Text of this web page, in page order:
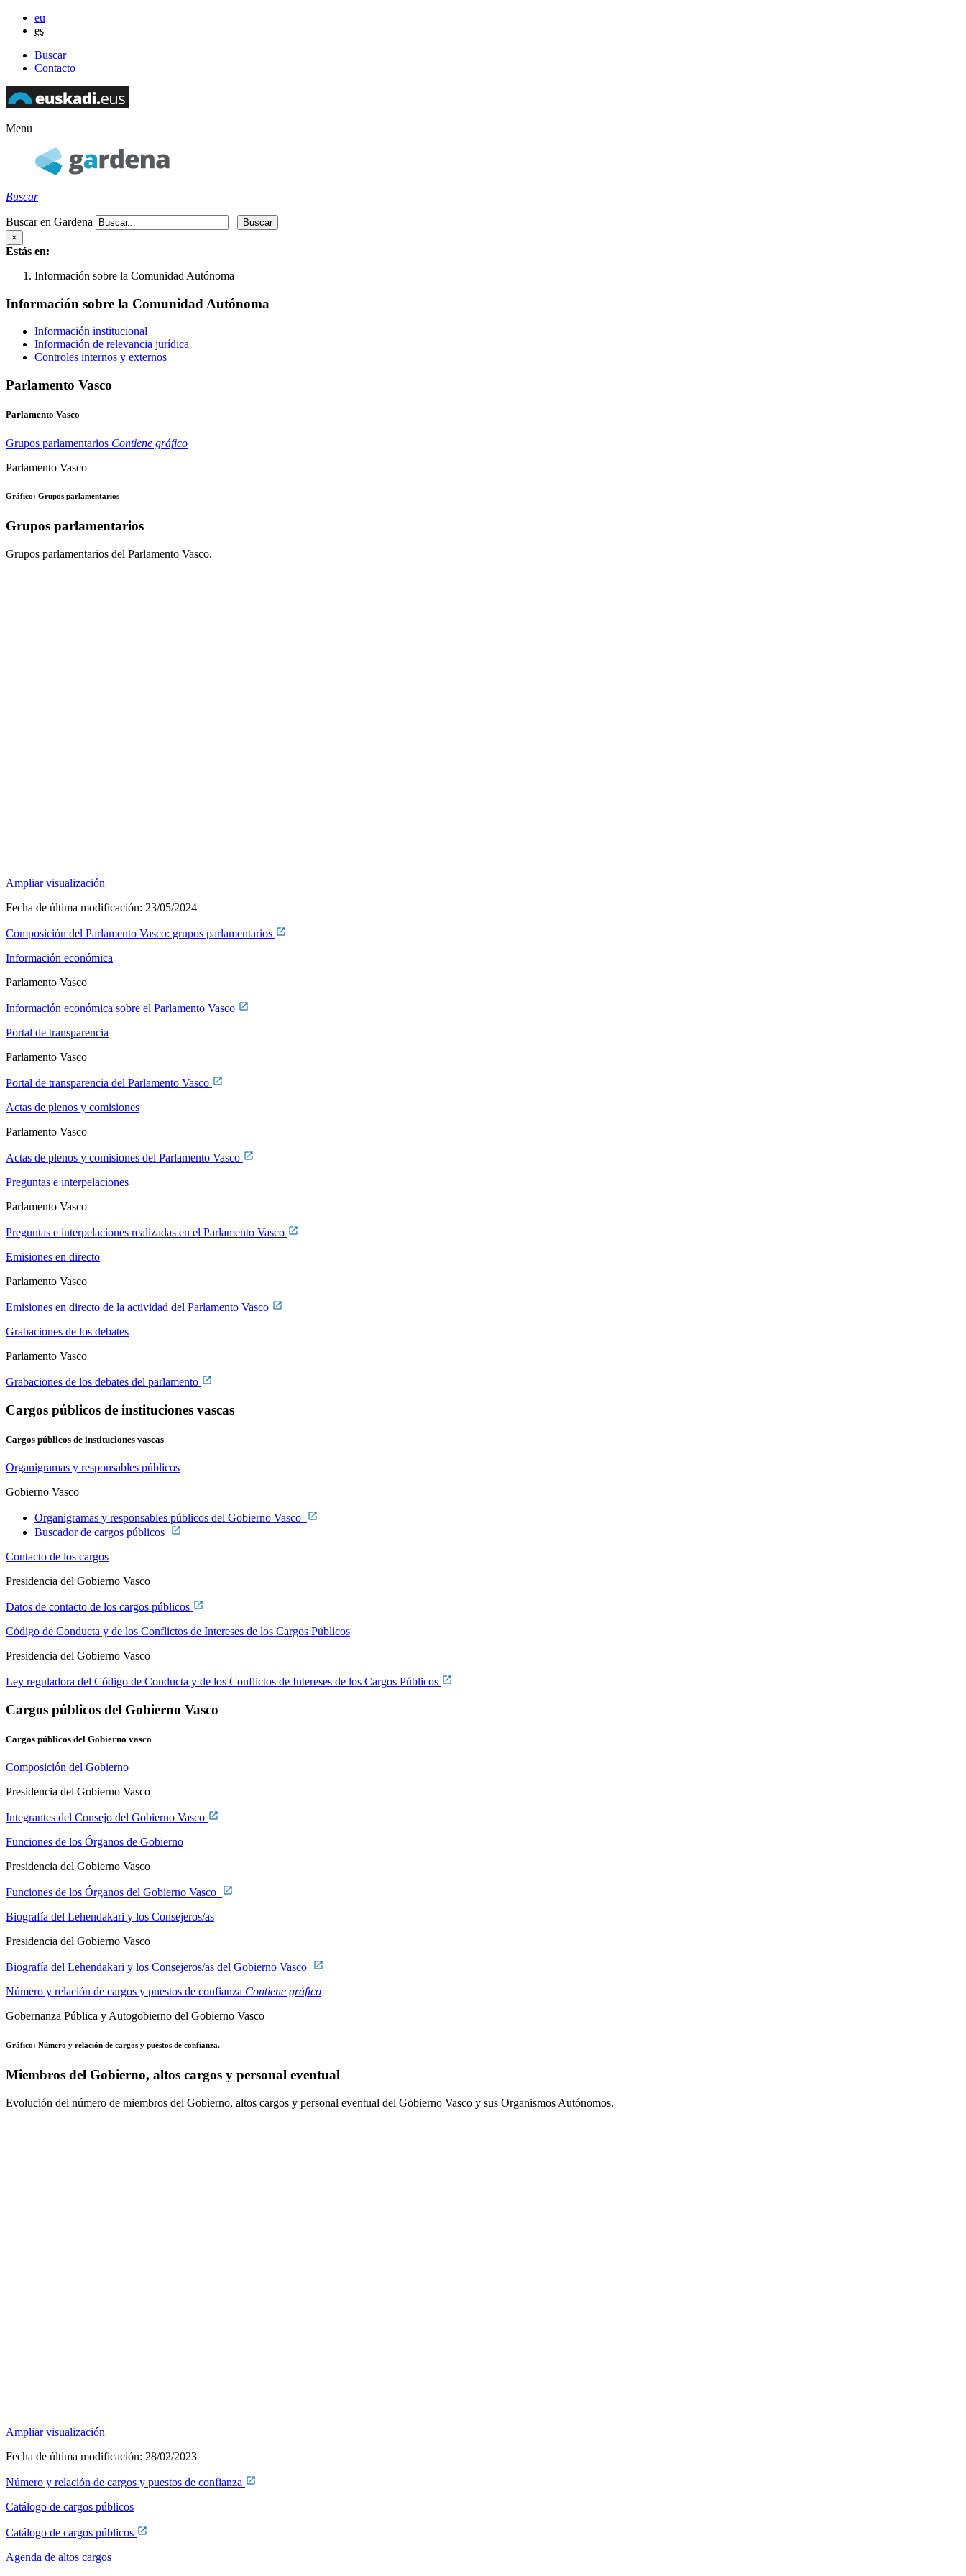
eu
es
Buscar
Contacto
Menu
Buscar
Buscar en Gardena
×
Estás en:
Información sobre la Comunidad Autónoma
Información sobre la Comunidad Autónoma
Información institucional
Información de relevancia jurídica
Controles internos y externos
Parlamento Vasco
Parlamento Vasco
Grupos parlamentarios Contiene gráfico
Parlamento Vasco
Gráfico: Grupos parlamentarios
Grupos parlamentarios
Grupos parlamentarios del Parlamento Vasco.
Ampliar visualización
Fecha de última modificación: 23/05/2024
Composición del Parlamento Vasco: grupos parlamentarios
Información económica
Parlamento Vasco
Información económica sobre el Parlamento Vasco
Portal de transparencia
Parlamento Vasco
Portal de transparencia del Parlamento Vasco
Actas de plenos y comisiones
Parlamento Vasco
Actas de plenos y comisiones del Parlamento Vasco
Preguntas e interpelaciones
Parlamento Vasco
Preguntas e interpelaciones realizadas en el Parlamento Vasco
Emisiones en directo
Parlamento Vasco
Emisiones en directo de la actividad del Parlamento Vasco
Grabaciones de los debates
Parlamento Vasco
Grabaciones de los debates del parlamento
Cargos públicos de instituciones vascas
Cargos públicos de instituciones vascas
Organigramas y responsables públicos
Gobierno Vasco
Organigramas y responsables públicos del Gobierno Vasco
Buscador de cargos públicos
Contacto de los cargos
Presidencia del Gobierno Vasco
Datos de contacto de los cargos públicos
Código de Conducta y de los Conflictos de Intereses de los Cargos Públicos
Presidencia del Gobierno Vasco
Ley reguladora del Código de Conducta y de los Conflictos de Intereses de los Cargos Públicos
Cargos públicos del Gobierno Vasco
Cargos públicos del Gobierno vasco
Composición del Gobierno
Presidencia del Gobierno Vasco
Integrantes del Consejo del Gobierno Vasco
Funciones de los Órganos de Gobierno
Presidencia del Gobierno Vasco
Funciones de los Órganos del Gobierno Vasco
Biografía del Lehendakari y los Consejeros/as
Presidencia del Gobierno Vasco
Biografía del Lehendakari y los Consejeros/as del Gobierno Vasco
Número y relación de cargos y puestos de confianza Contiene gráfico
Gobernanza Pública y Autogobierno del Gobierno Vasco
Gráfico: Número y relación de cargos y puestos de confianza.
Miembros del Gobierno, altos cargos y personal eventual
Evolución del número de miembros del Gobierno, altos cargos y personal eventual del Gobierno Vasco y sus Organismos Autónomos.
Ampliar visualización
Fecha de última modificación: 28/02/2023
Número y relación de cargos y puestos de confianza
Catálogo de cargos públicos
Catálogo de cargos públicos
Agenda de altos cargos